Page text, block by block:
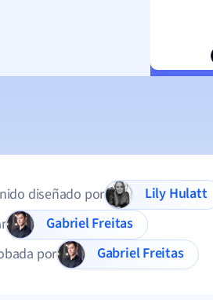
diseñado por
Lily Hulatt
Gabriel Freitas
por
Gabriel Freitas